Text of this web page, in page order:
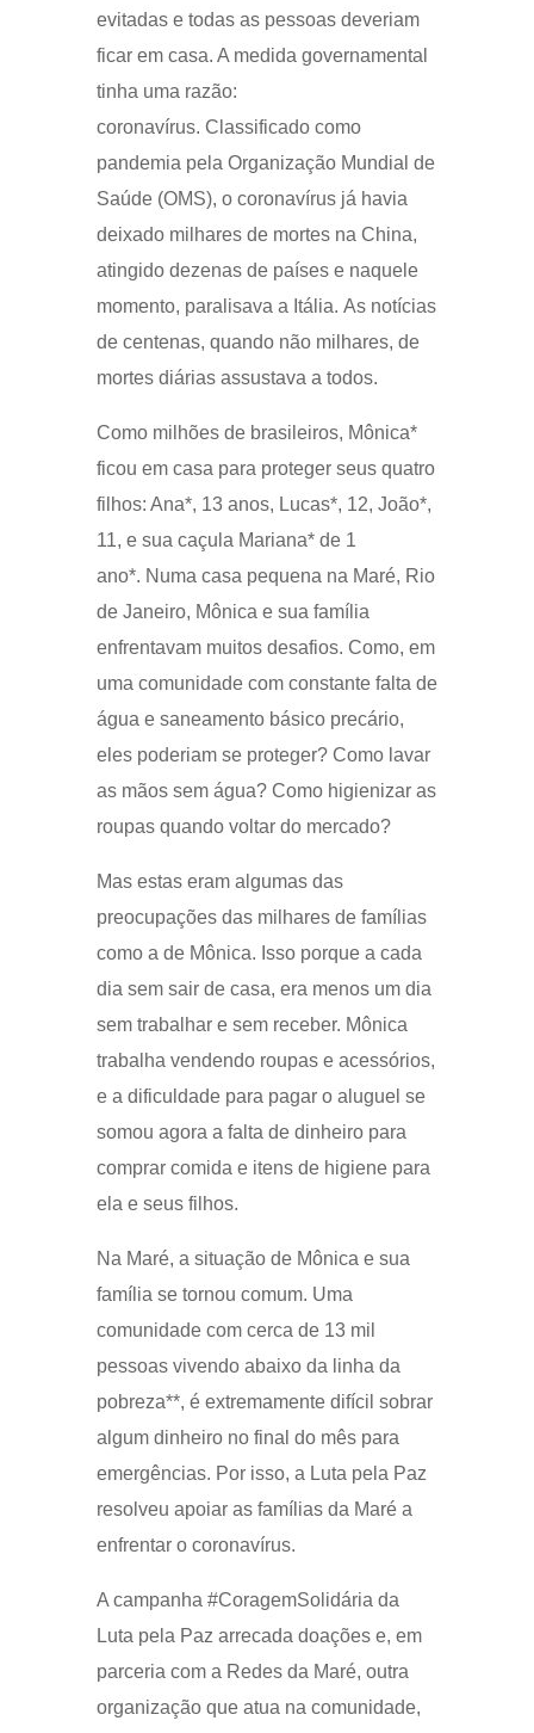
evitadas e todas as pessoas deveriam
ficar em casa. A medida governamental
tinha uma razão:
coronavírus. Classificado como
pandemia pela Organização Mundial de
Saúde (OMS), o coronavírus já havia
deixado milhares de mortes na China,
atingido dezenas de países e naquele
momento, paralisava a Itália. As notícias
de centenas, quando não milhares, de
mortes diárias assustava a todos.
Como milhões de brasileiros, Mônica*
ficou em casa para proteger seus quatro
filhos: Ana*, 13 anos, Lucas*, 12, João*,
11, e sua caçula Mariana* de 1
ano*. Numa casa pequena na Maré, Rio
de Janeiro, Mônica e sua família
enfrentavam muitos desafios. Como, em
uma comunidade com constante falta de
água e saneamento básico precário,
eles poderiam se proteger? Como lavar
as mãos sem água? Como higienizar as
roupas quando voltar do mercado?
Mas estas eram algumas das
preocupações das milhares de famílias
como a de Mônica. Isso porque a cada
dia sem sair de casa, era menos um dia
sem trabalhar e sem receber. Mônica
trabalha vendendo roupas e acessórios,
e a dificuldade para pagar o aluguel se
somou agora a falta de dinheiro para
comprar comida e itens de higiene para
ela e seus filhos.
Na Maré, a situação de Mônica e sua
família se tornou comum. Uma
comunidade com cerca de 13 mil
pessoas vivendo abaixo da linha da
pobreza**, é extremamente difícil sobrar
algum dinheiro no final do mês para
emergências. Por isso, a Luta pela Paz
resolveu apoiar as famílias da Maré a
enfrentar o coronavírus.
A campanha #CoragemSolidária da
Luta pela Paz arrecada doações e, em
parceria com a Redes da Maré, outra
organização que atua na comunidade,